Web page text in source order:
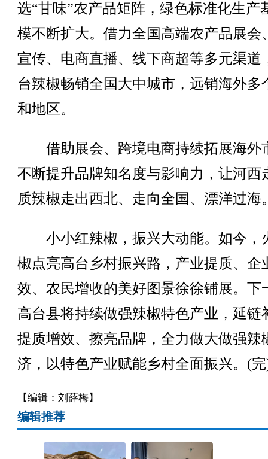
选“甘味”农产品矩阵，绿色标准化生产
模不断扩大。借力全国高端农产品展会
宣传、电商直播、线下商超等多元渠道
台辣椒畅销全国大中城市，远销海外多
和地区。
借助展会、跨境电商持续拓展海外
不断提升品牌知名度与影响力，让河西
质辣椒走出西北、走向全国、漂洋过海
小小红辣椒，振兴大动能。如今，
椒点亮高台乡村振兴路，产业提质、企
效、农民增收的美好图景徐徐铺展。下
高台县将持续做强辣椒特色产业，延链
提质增效、擦亮品牌，全力做大做强辣
济，以特色产业赋能乡村全面振兴。(
【编辑：刘薛梅】
编辑推荐